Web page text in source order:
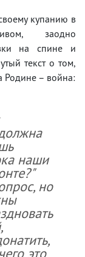
купанию в
заодно
на спине и
текст о том,
Родине – война:
наши
но
это